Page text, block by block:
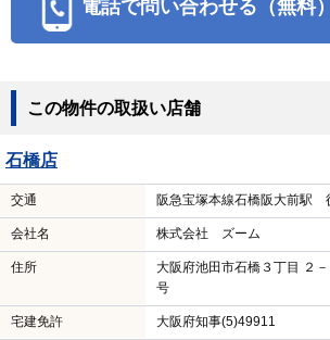
電話で問い合わせる（無料）
この物件の取扱い店舗
石橋店
交通 阪急宝塚本線石橋阪大前駅
会社名 株式会社 ズーム
住所
大阪府池田市石橋３丁目 ２
号
宅建免許 大阪府知事(5)49911